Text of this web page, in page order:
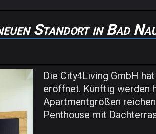
Standort in Bad
Die City4Living GmbH
eröffnet. Künftig werden
Apartmentgrößen
Penthouse mit